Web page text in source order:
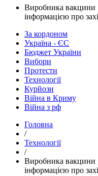
​Виробника вакцини
інформацією про
За кордоном
Україна - ЄС
Бюджет України
Вибори
Протести
Технології
Курйози
Війна в Криму
Війна з рф
Головна
/
Технології
/
​Виробника вакцини
інформацією про